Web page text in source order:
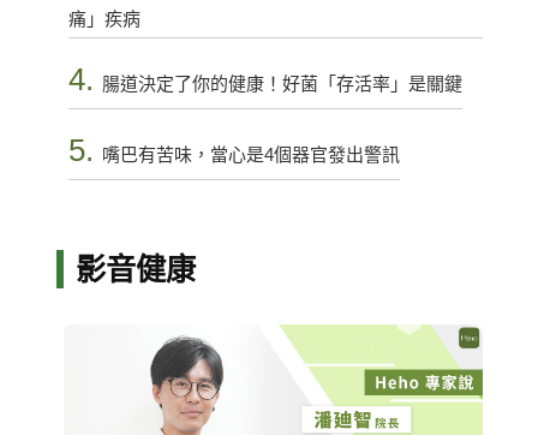
痛」疾病
4. 腸道決定了你的健康！好菌「存活率」是關鍵
5. 嘴巴有苦味，當心是4個器官發出警訊
影音健康